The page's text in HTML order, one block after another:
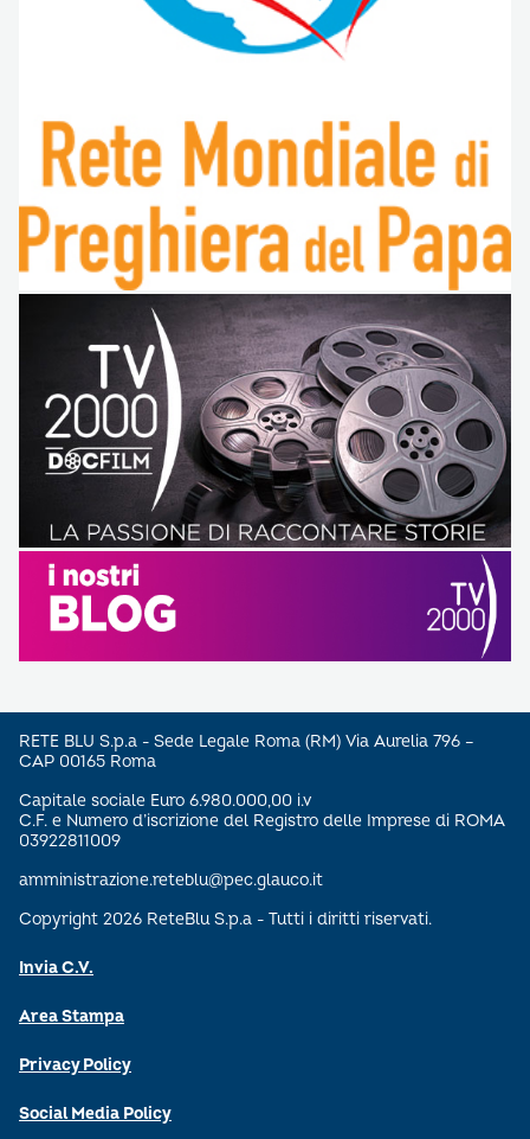
RETE BLU S.p.a - Sede Legale Roma (RM) Via Aurelia 796 –
CAP 00165 Roma
Capitale sociale Euro 6.980.000,00 i.v
C.F. e Numero d’iscrizione del Registro delle Imprese di ROMA
03922811009
amministrazione.reteblu@pec.glauco.it
Copyright 2026 ReteBlu S.p.a - Tutti i diritti riservati.
Invia C.V.
Area Stampa
Privacy Policy
Social Media Policy